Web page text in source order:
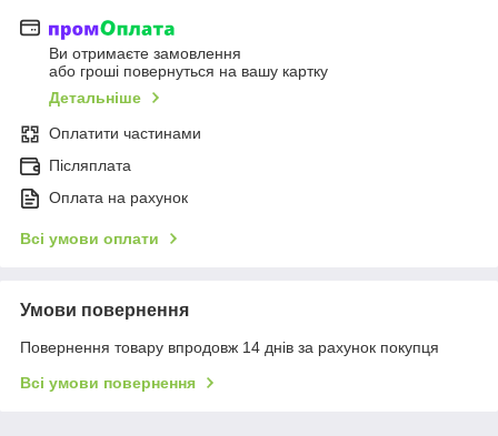
Ви отримаєте замовлення
або гроші повернуться на вашу картку
Детальніше
Оплатити частинами
Післяплата
Оплата на рахунок
Всі умови оплати
Умови повернення
Повернення товару впродовж 14 днів за рахунок покупця
Всі умови повернення